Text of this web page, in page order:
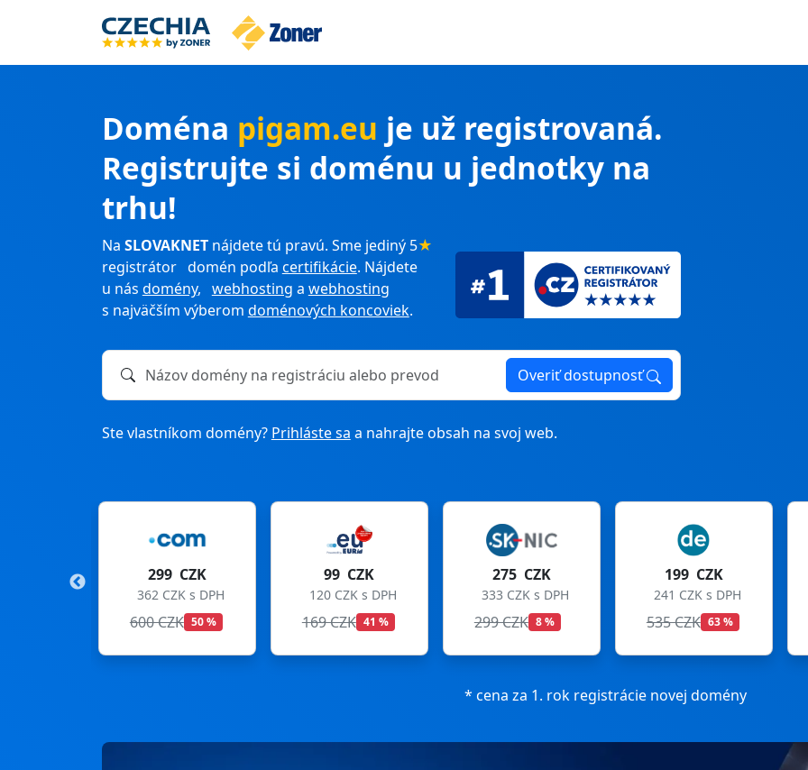
Doména pigam.eu je už registrovaná.
Registrujte si doménu u jednotky na
trhu!
Na SLOVAKNETnájdete tú pravú. Sme jediný 5★
registrátor domén podľa certifikácie. Nájdete
u nás domény, webhosting a webhosting
s najväčším výberom doménových koncoviek.
Názov domény na registráciu alebo prevod Overiť dostupnosť
Ste vlastníkom domény? Prihláste sa a nahrajte obsah na svoj web.
299 CZK
362 CZK s DPH
99 CZK
120 CZK s DPH
169 CZK
275 CZK
333 CZK s DPH
299 CZK
199 CZK
241 CZK s DPH
535 CZK
199 CZK
241 CZK s DPH
699 CZK
* cena za 1. rok registrácie novej domény